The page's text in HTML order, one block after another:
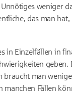
weniger
das man hat,
in Einzelfällen in
geben.
braucht man
manchen Fällen